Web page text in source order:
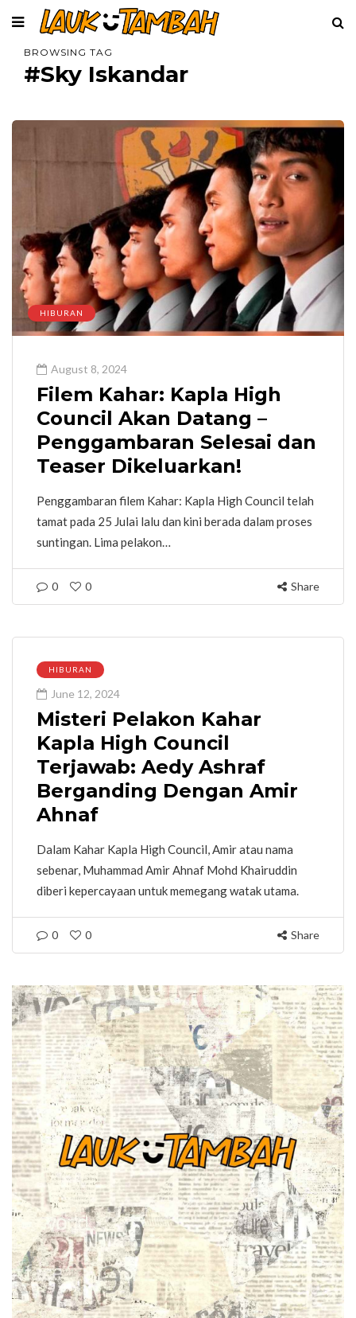
BROWSING TAG
#Sky Iskandar
HIBURAN
August 8, 2024
Filem Kahar: Kapla High
Council Akan Datang –
Penggambaran Selesai dan
Teaser Dikeluarkan!
Penggambaran filem Kahar: Kapla High Council telah
tamat pada 25 Julai lalu dan kini berada dalam proses
suntingan. Lima pelakon…
0 0 Share
HIBURAN
June 12, 2024
Misteri Pelakon Kahar
Kapla High Council
Terjawab: Aedy Ashraf
Berganding Dengan Amir
Ahnaf
Dalam Kahar Kapla High Council, Amir atau nama
sebenar, Muhammad Amir Ahnaf Mohd Khairuddin
diberi kepercayaan untuk memegang watak utama.
0 0 Share